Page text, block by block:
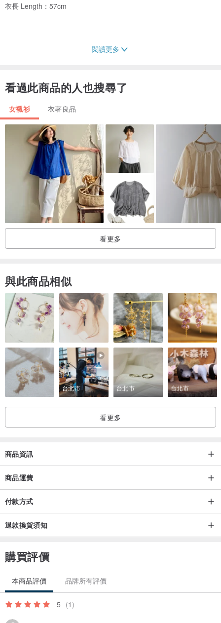
衣長 Length：57cm
【人台尺寸】Ｍ
【注意事項】
。網購難免因為每個人的螢幕&家中燈光不同而有些微色差，顏色以
。手工測量單面誤差正負１cm為正常範圍
。挑選商品請預留穿著大小，請勿選得太剛好
。若有尺寸&顏色疑慮，歡迎至台北中山工作室現場試穿選購
。特價商品不退不換
【關於古著】
。古著商品每款都只有一件，找到相同款式的機率非常小，所以售出
。在買古著前請先了解古著並不是全新的商品，可能有些微汙漬、起
再決定是否要購買。
閱讀更多
看過此商品的人也搜尋了
女襯衫 衣著良品
看更多
與此商品相似
台北市 台北市 台北市
看更多
商品資訊
商品運費
付款方式
退款換貨須知
購買評價
本商品評價 品牌所有評價
5 (1)